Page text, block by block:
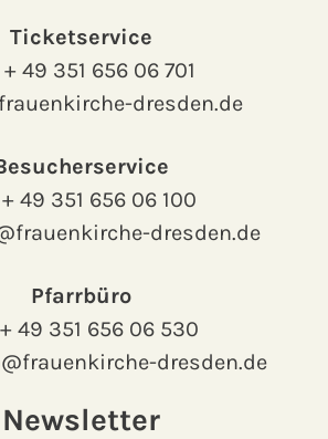
Ticketservice
+ 49 351 656 06 701
dresden.de
+ 49 351 656 06 100
dresden.de
Pfarrbüro
+ 49 351 656 06 530
dresden.de
Newsletter